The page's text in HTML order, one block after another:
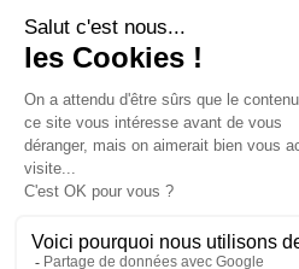
© 2026
Mentions
Politique de